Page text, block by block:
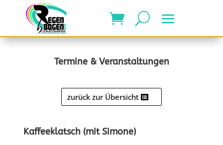
Termine & Veranstaltungen
zurück zur Übersicht
Kaffeeklatsch (mit Simone)